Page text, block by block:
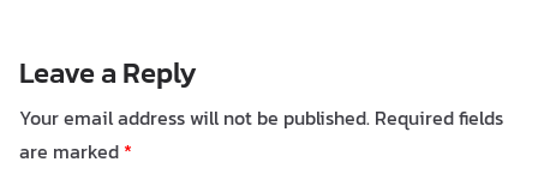
Leave a Reply
Your email address will not be published. Required fields
are marked *